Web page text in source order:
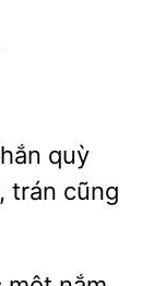
quỳ
trán cũng